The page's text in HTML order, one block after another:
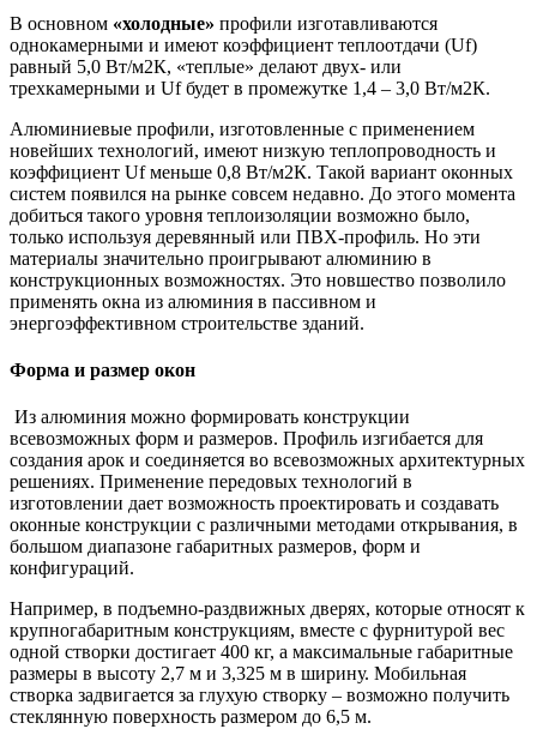
В основном «холодные» профили изготавливаются
однокамерными и имеют коэффициент теплоотдачи (Uf)
равный 5,0 Вт/м2К, «теплые» делают двух- или
трехкамерными и Uf будет в промежутке 1,4 – 3,0 Вт/м2К.
Алюминиевые профили, изготовленные с применением
новейших технологий, имеют низкую теплопроводность и
коэффициент Uf меньше 0,8 Вт/м2К. Такой вариант оконных
систем появился на рынке совсем недавно. До этого момента
добиться такого уровня теплоизоляции возможно было,
только используя деревянный или ПВХ-профиль. Но эти
материалы значительно проигрывают алюминию в
конструкционных возможностях. Это новшество позволило
применять окна из алюминия в пассивном и
энергоэффективном строительстве зданий.
Форма и размер окон
Из алюминия можно формировать конструкции
всевозможных форм и размеров. Профиль изгибается для
создания арок и соединяется во всевозможных архитектурных
решениях. Применение передовых технологий в
изготовлении дает возможность проектировать и создавать
оконные конструкции с различными методами открывания, в
большом диапазоне габаритных размеров, форм и
конфигураций.
Например, в подъемно-раздвижных дверях, которые относят к
крупногабаритным конструкциям, вместе с фурнитурой вес
одной створки достигает 400 кг, а максимальные габаритные
размеры в высоту 2,7 м и 3,325 м в ширину. Мобильная
створка задвигается за глухую створку – возможно получить
стеклянную поверхность размером до 6,5 м.